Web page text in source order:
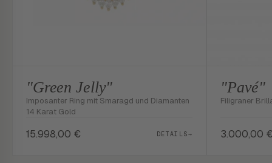
"Green Jelly"
Imposanter Ring mit Smaragd und Diamanten
14 Karat Gold
15.998,00 € DETAILS→
"Pavé"
Filigraner
3.000,00